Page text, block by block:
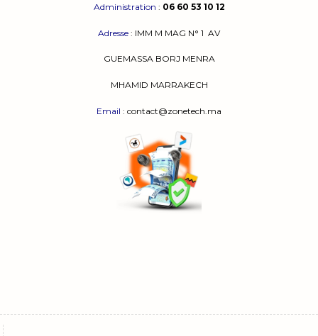
Administration : 06 60 53 10 12
Adresse : IMM M MAG N° 1 AV
GUEMASSA BORJ MENRA
MHAMID MARRAKECH
Email : contact@zonetech.ma